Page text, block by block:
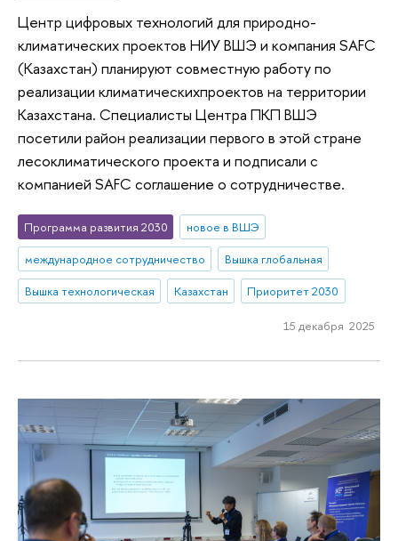
Центр цифровых технологий для природно-
климатических проектов НИУ ВШЭ и компания SAFC
(Казахстан) планируют совместную работу по
реализации климатическихпроектов на территории
Казахстана. Специалисты Центра ПКП ВШЭ
посетили район реализации первого в этой стране
лесоклиматического проекта и подписали с
компанией SAFC соглашение о сотрудничестве.
Программа развития 2030
новое в ВШЭ
международное сотрудничество
Вышка глобальная
Вышка технологическая
Казахстан Приоритет 2030
15 декабря 2025